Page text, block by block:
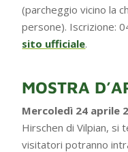
(parcheggio vicino la
persone). Iscrizione:
sito ufficiale.
MOSTRA
Mercoledì 24 aprile
Hirschen di Vilpian, si
visitatori potranno